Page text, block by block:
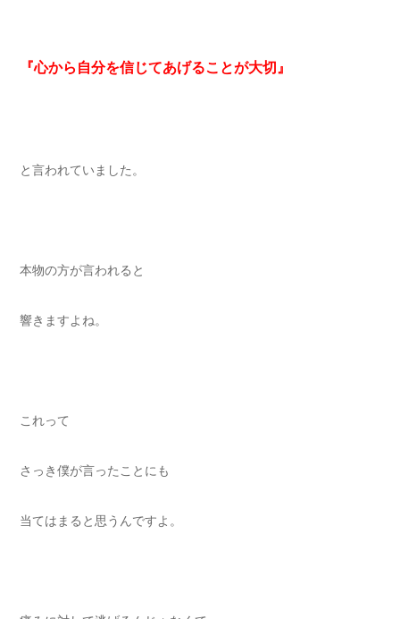
『心から自分を信じてあげることが大切』
と言われていました。
本物の方が言われると
響きますよね。
これって
さっき僕が言ったことにも
当てはまると思うんですよ。